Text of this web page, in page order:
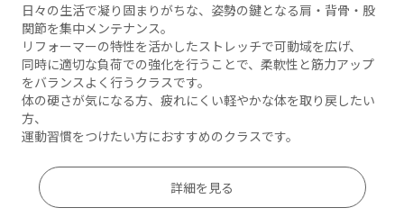
日々の生活で凝り固まりがちな、姿勢の鍵となる肩・背骨・股
関節を集中メンテナンス。
リフォーマーの特性を活かしたストレッチで可動域を広げ、
同時に適切な負荷での強化を行うことで、柔軟性と筋力アップ
をバランスよく行うクラスです。
体の硬さが気になる方、疲れにくい軽やかな体を取り戻したい
方、
運動習慣をつけたい方におすすめのクラスです。
詳細を見る